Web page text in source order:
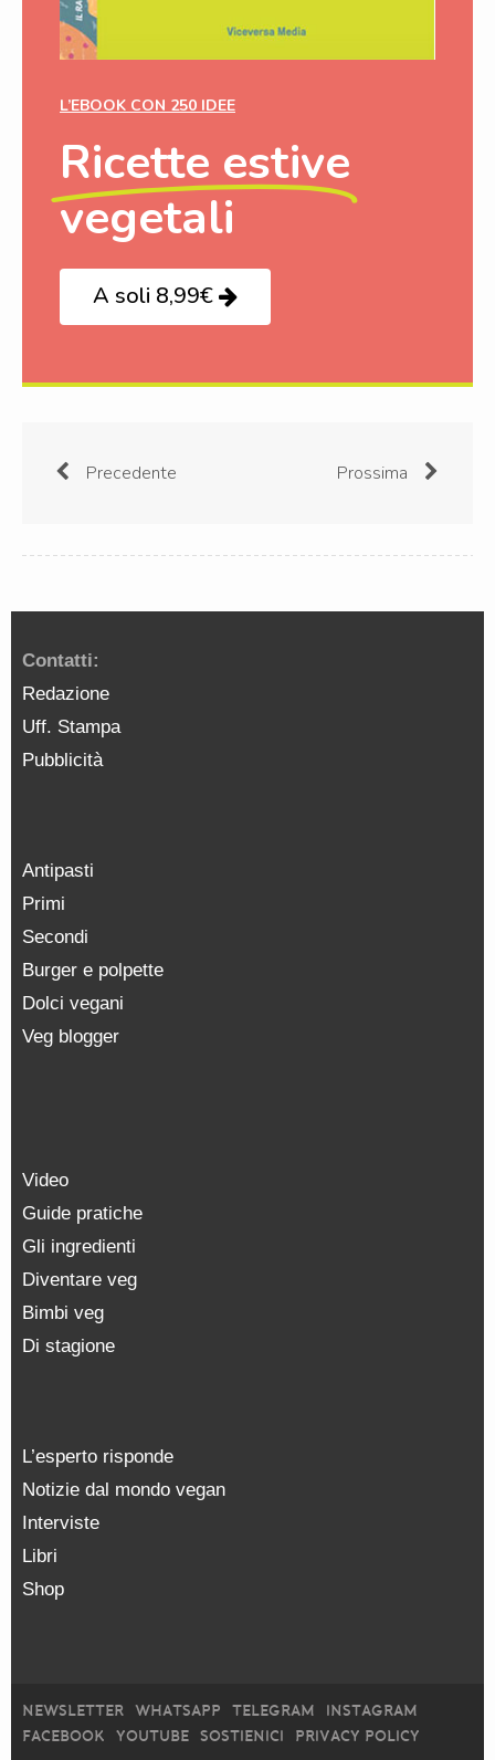
L’EBOOK CON 250 IDEE
Ricette estive
vegetali
A soli 8,99€
Precedente Prossima
Contatti:
Redazione
Uff. Stampa
Pubblicità
Antipasti
Primi
Secondi
Burger e polpette
Dolci vegani
Veg blogger
Video
Guide pratiche
Gli ingredienti
Diventare veg
Bimbi veg
Di stagione
L’esperto risponde
Notizie dal mondo vegan
Interviste
Libri
Shop
NEWSLETTER WHATSAPP TELEGRAM
INSTAGRAM
FACEBOOK
YOUTUBE SOSTIENICI PRIVACY POLICY